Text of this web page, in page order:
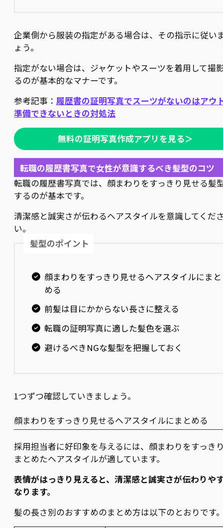
企業側から服装の指定がある場合は、その指示に従い
ょう。
指定がない場合は、ジャケットやスーツを着用して撮
るのが基本的なマナーです。
参考記事： 履歴書の証明写真でスーツがないのはアウ
準備できないときの対処法
無料の証明写真作成アプリを見る＞
転職の履歴書写真で女性が意識するべき髪型のコツ
転職の履歴書写真では、顔まわりをすっきり見せる髪
するのが基本です。
清潔感と誠実さが伝わるヘアスタイルを意識してくだ
い。
髪型のポイント
顔まわりをすっきり見せるヘアスタイルにまと
める
前髪は目にかからない長さに整える
転職の証明写真に適した髪色を選ぶ
避けるべきNGな髪型を把握しておく
1つずつ確認していきましょう。
顔まわりをすっきり見せるヘアスタイルにまとめる
採用担当者に好印象を与えるには、顔まわりをすっき
まとめたヘアスタイルが適しています。
表情がはっきり見えると、清潔感と誠実さが伝わりや
なります。
髪の長さ別のおすすめのまとめ方は以下のとおりです